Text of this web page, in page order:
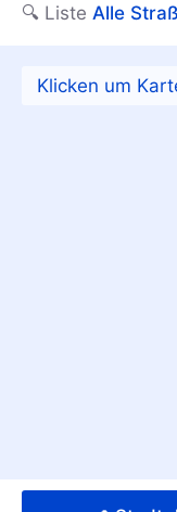
🔍 Liste Alle